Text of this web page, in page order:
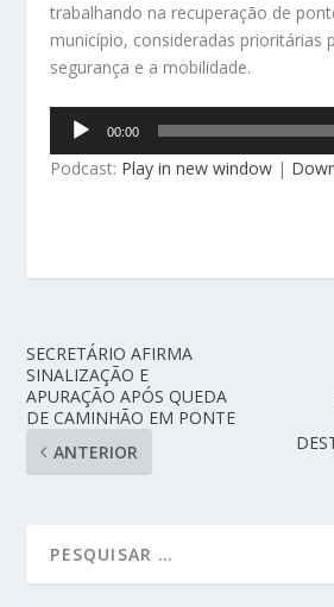
trabalhando na recuperação de
município, consideradas prioritárias
segurança e a mobilidade.
Tocador
áudio
00:00
Podcast: Play in new window |
SECRETÁRIO AFIRMA
SINALIZAÇÃO E
APURAÇÃO APÓS QUEDA
DE CAMINHÃO EM PONTE
ANTERIOR